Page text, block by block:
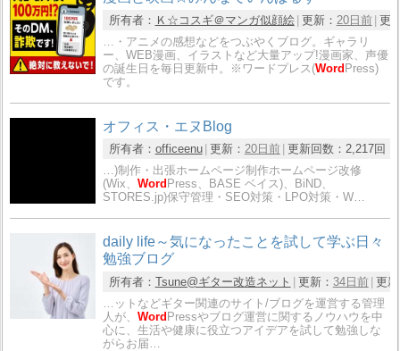
所有者： Ｋ☆コスギ＠マンガ似顔絵 更新： 20日前 更
…・アニメの感想などをつぶやくブログ。ギャラリ
ー、WEB漫画、イラストなど大量アップ!漫画家、声優
の誕生日を毎日更新中。※ワードプレス(WordPress)
です。
オフィス・エヌBlog
所有者： officeenu 更新： 20日前 更新回数： 2,217回
…)制作・出張ホームページ制作ホームページ改修
(Wix、Word Press、BASE ベイス)、BiND、
STORES.jp)保守管理・SEO対策・LPO対策・W…
daily life～気になったことを試して学ぶ日々
勉強ブログ
所有者： Tsune@ギター改造ネット 更新： 34日前 更
…ットなどギター関連のサイト/ブログを運営する管理
人が、Word Pressやブログ運営に関するノウハウを中
心に、生活や健康に役立つアイデアを試して勉強しな
がらお届…